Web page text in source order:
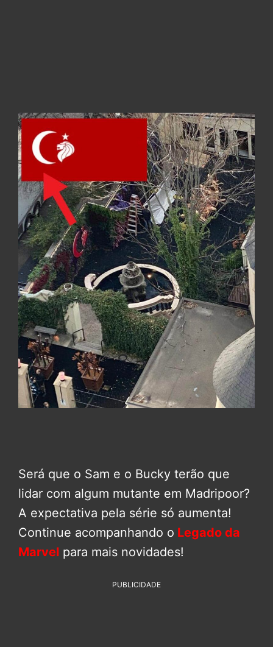
Será que o Sam e o Bucky terão que
lidar com algum mutante em Madripoor?
A expectativa pela série só aumenta!
Continue acompanhando o Legado da
Marvel para mais novidades!
PUBLICIDADE